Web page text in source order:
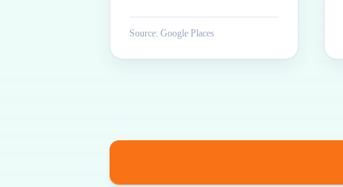
Source: Google Places